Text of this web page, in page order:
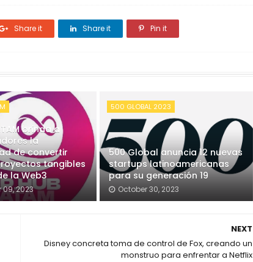
Share it Share it Pin it
brinda a
la
de convertir
tangibles
la Web3
09, 2023
500 GLOBAL 2023
500 Global anuncia 12 nuevas
startups latinoamericanas
para su generación 19
October 30, 2023
NEXT
Disney concreta toma de control de Fox, creando un
monstruo para enfrentar a Netflix